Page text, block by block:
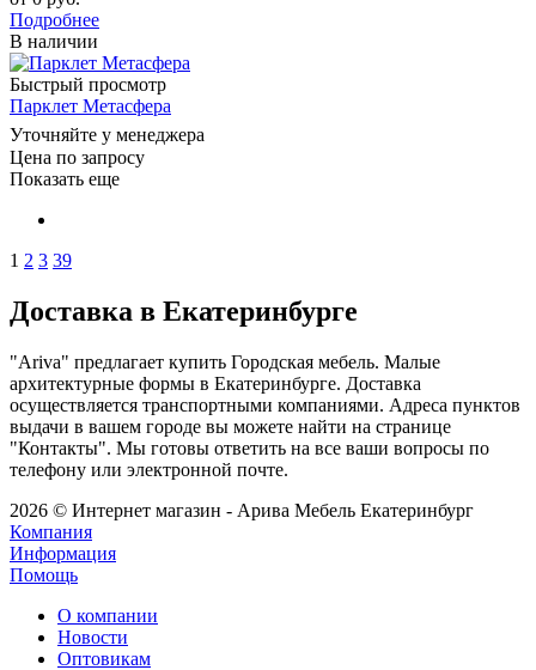
Подробнее
В наличии
Быстрый просмотр
Парклет Метасфера
Уточняйте у менеджера
Цена по запросу
Показать еще
1 2 3 39
Доставка в Екатеринбурге
"Ariva" предлагает купить Городская мебель. Малые
архитектурные формы в Екатеринбурге. Доставка
осуществляется транспортными компаниями. Адреса пунктов
выдачи в вашем городе вы можете найти на странице
"Контакты". Мы готовы ответить на все ваши вопросы по
телефону или электронной почте.
2026 © Интернет магазин - Арива Мебель Екатеринбург
Компания
Информация
Помощь
О компании
Новости
Оптовикам